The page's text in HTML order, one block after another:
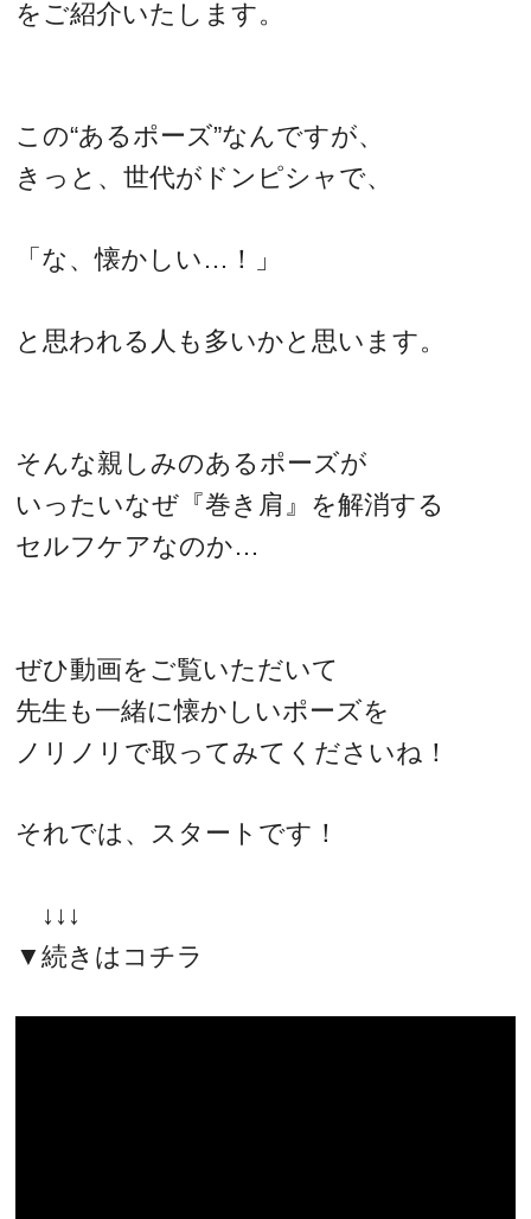
をご紹介いたします。
この“あるポーズ”なんですが、
きっと、世代がドンピシャで、
「な、懐かしい…！」
と思われる人も多いかと思います。
そんな親しみのあるポーズが
いったいなぜ『巻き肩』を解消する
セルフケアなのか…
ぜひ動画をご覧いただいて
先生も一緒に懐かしいポーズを
ノリノリで取ってみてくださいね！
それでは、スタートです！
↓↓↓
▼続きはコチラ